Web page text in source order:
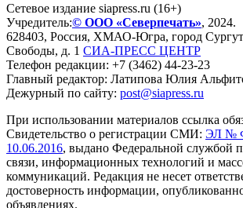
Сетевое издание siapress.ru (16+)
Учредитель:© ООО «Северпечать», 2024.
628403, Россия, ХМАО-Югра, город Сургут
Свободы, д. 1 СИА-ПРЕСС ЦЕНТР
Телефон редакции: +7 (3462) 44-23-23
Главный редактор: Латипова Юлия
Дежурный по сайту: post@siapress.ru
При использовании материалов ссылка
Свидетельство о регистрации СМИ: ЭЛ №
10.06.2016, выдано Федеральной службой
связи, информационных технологий и
коммуникаций. Редакция не несет
достоверность информации,
объявлениях.